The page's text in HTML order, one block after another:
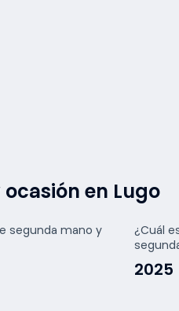
en Lugo
segunda mano y
¿Cuál
2025